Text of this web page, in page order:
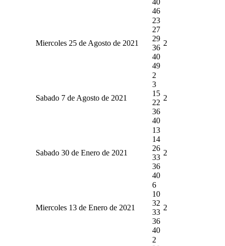
46
Miercoles 25 de Agosto de 2021
23
27
29
36
40
49
2
Sabado 7 de Agosto de 2021
2
3
15
22
36
40
2
Sabado 30 de Enero de 2021
13
14
26
33
36
40
2
Miercoles 13 de Enero de 2021
6
10
32
33
36
40
2
2